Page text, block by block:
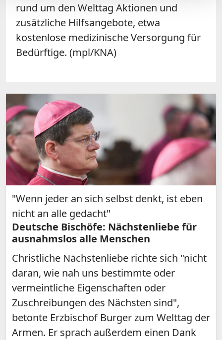
rund um den Welttag Aktionen und
zusätzliche Hilfsangebote, etwa
kostenlose medizinische Versorgung für
Bedürftige. (mpl/KNA)
"Wenn jeder an sich selbst denkt, ist eben
nicht an alle gedacht"
Deutsche Bischöfe: Nächstenliebe für
ausnahmslos alle Menschen
Christliche Nächstenliebe richte sich "nicht
daran, wie nah uns bestimmte oder
vermeintliche Eigenschaften oder
Zuschreibungen des Nächsten sind",
betonte Erzbischof Burger zum Welttag der
Armen. Er sprach außerdem einen Dank